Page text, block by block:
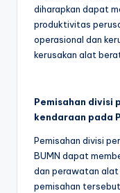
diharapkan dapat
produktivitas
operasional dan
kerusakan alat
Pemisahan divisi
kendaraan pada
Pemisahan divisi
BUMN dapat
dan perawatan
pemisahan